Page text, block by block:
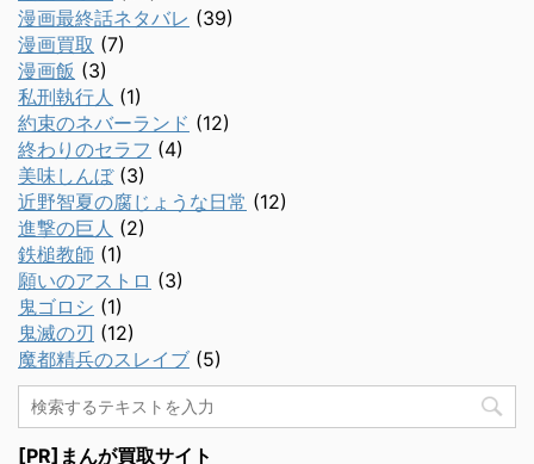
漫画最終話ネタバレ (39)
漫画買取 (7)
漫画飯 (3)
私刑執行人 (1)
約束のネバーランド (12)
終わりのセラフ (4)
美味しんぼ(3)
近野智夏の腐じょうな日常 (12)
進撃の巨人 (2)
鉄槌教師 (1)
願いのアストロ (3)
鬼ゴロシ (1)
鬼滅の刃 (12)
魔都精兵のスレイブ (5)
[PR]まんが買取サイト